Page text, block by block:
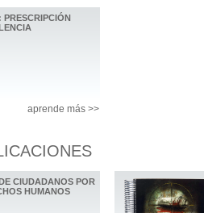
PRESCRIPCIÓN
aprende más >>
CIUDADANOS POR
HUMANOS